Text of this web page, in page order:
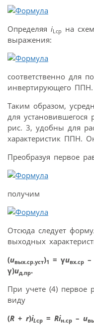
Определяя iLср на
выражения:
соответственно для
инвертирующего ППН.
Таким образом,
для
рис. 3, удобны для
характеристик ППН.
Преобразуя первое
получим
Отсюда следует
выходных
(uвых.ср.уст)1 = γuвх.ср –
γ)uд.пр.
При учете (4) первое
виду
(R + r)iLср = Riн.ср – u